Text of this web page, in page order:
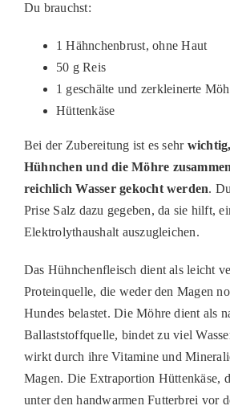
Du brauchst:
1 Hähnchenbrust, ohne Haut
50 g Reis
1 geschälte und zerkleinerte
Hüttenkäse
Bei der Zubereitung ist es sehr
Hühnchen und die Möhre
reichlich Wasser gekocht werden.
Prise Salz dazu gegeben, da sie hilft,
Elektrolythaushalt auszugleichen.
Das Hühnchenfleisch dient als leicht
Proteinquelle, die weder den Magen
Hundes belastet. Die Möhre dient als
Ballaststoffquelle, bindet zu viel
wirkt durch ihre Vitamine und
Magen. Die Extraportion Hüttenkäse,
unter den handwarmen Futterbrei vor